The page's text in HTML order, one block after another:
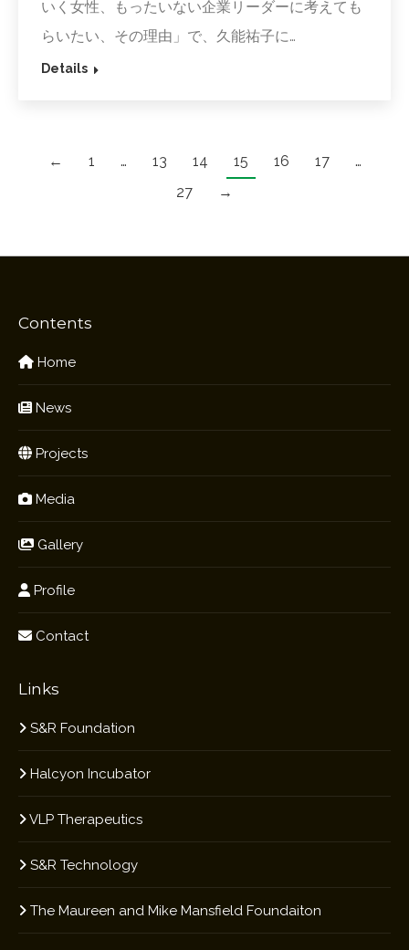
いく女性、もったいない企業リーダーに考えても
らいたい、その理由」で、久能祐子に…
Details
← 1 … 13 14 15 16 17
…
27
→
Contents
Home
News
Projects
Media
Gallery
Profile
Contact
Links
S&R Foundation
Halcyon Incubator
VLP Therapeutics
S&R Technology
The Maureen and Mike Mansfield Foundaiton